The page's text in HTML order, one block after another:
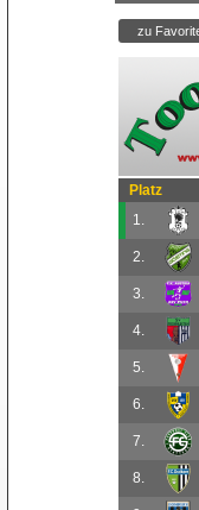
Platz
1.
2.
3.
4.
5.
6.
7.
8.